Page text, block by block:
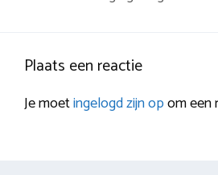
Plaats een reactie
Je moetingelogd zijn opom een